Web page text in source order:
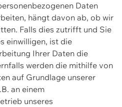
Daten
hängt davon ab, ob wir
Falls dies zutrifft und Sie
einwilligen, ist die
Ihrer Daten die
werden die mithilfe von
auf Grundlage unserer
an einem
unseres